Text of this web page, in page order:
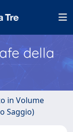
della
in Volume
Saggio)